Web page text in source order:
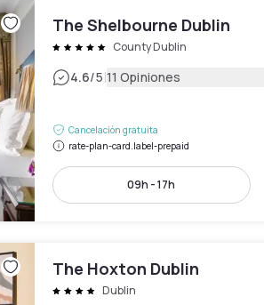
The Shelbourne Dublin
County Dublin
4.6/5|11 Opiniones
Cancelación gratuita
rate-plan-card.label-prepaid
09h - 17h
The Hoxton Dublin
Dublin